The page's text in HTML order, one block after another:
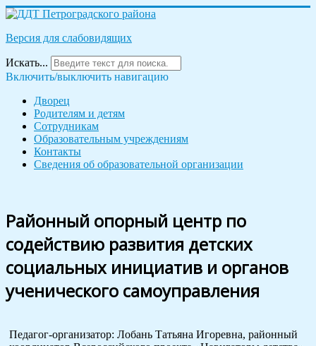
Версия для слабовидящих
Искать...
Включить/выключить навигацию
Дворец
Родителям и детям
Сотрудникам
Образовательным учреждениям
Контакты
Сведения об образовательной организации
Районный опорный центр по
содействию развития детских
социальных инициатив и органов
ученического самоуправления
Педагог-организатор: Лобань Татьяна Игоревна, районный